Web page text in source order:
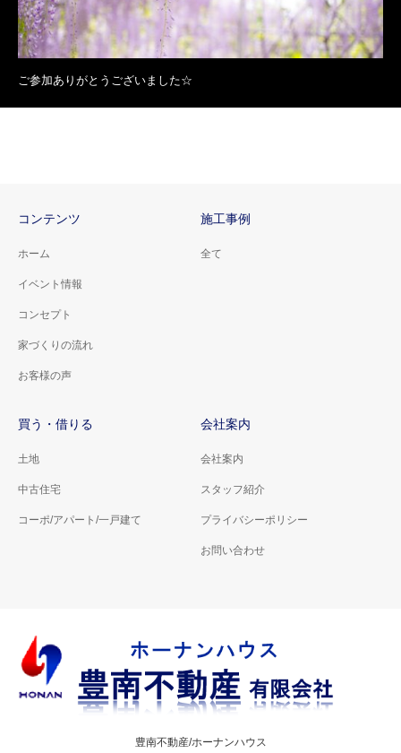
ご参加ありがとうございました☆
コンテンツ
ホーム
イベント情報
コンセプト
家づくりの流れ
お客様の声
施工事例
全て
買う・借りる
土地
中古住宅
コーポ/アパート/一戸建て
会社案内
会社案内
スタッフ紹介
プライバシーポリシー
お問い合わせ
豊南不動産/ホーナンハウス